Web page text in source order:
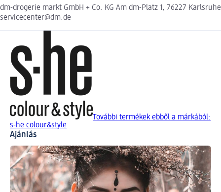
dm-drogerie markt GmbH + Co. KG Am dm-Platz 1, 76227 Karlsruhe
servicecenter@dm.de
További termékek ebből a márkából:
s-he colour&style
Ajánlás